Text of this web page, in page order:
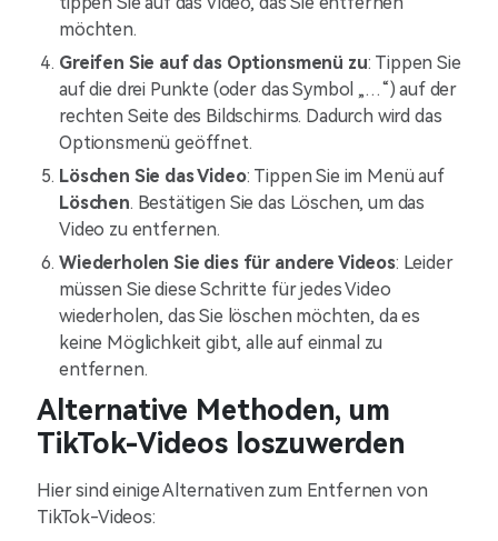
möchten.
Greifen Sie auf das Optionsmenü zu: Tippen Sie
auf die drei Punkte (oder das Symbol „…“) auf der
rechten Seite des Bildschirms. Dadurch wird das
Optionsmenü geöffnet.
Löschen Sie das Video: Tippen Sie im Menü auf
Löschen. Bestätigen Sie das Löschen, um das
Video zu entfernen.
Wiederholen Sie dies für andere Videos: Leider
müssen Sie diese Schritte für jedes Video
wiederholen, das Sie löschen möchten, da es
keine Möglichkeit gibt, alle auf einmal zu
entfernen.
Alternative Methoden, um
TikTok-Videos loszuwerden
Hier sind einige Alternativen zum Entfernen von
TikTok-Videos: